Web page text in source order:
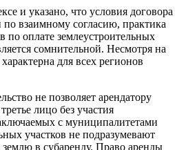
и указано, что условия договора
по взаимному согласию, практика
по оплате землеустроительных
сомнительной. Несмотря на
для всех регионов
не позволяет арендатору
лицо без участия
с муниципалитетами
участков не подразумевают
землю в субаренду. Право аренды